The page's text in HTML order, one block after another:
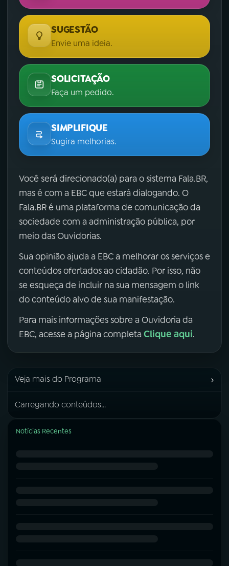
SUGESTÃO
Envie uma ideia.
SOLICITAÇÃO
Faça um pedido.
SIMPLIFIQUE
Sugira melhorias.
Você será direcionado(a) para o sistema Fala.BR,
mas é com a EBC que estará dialogando. O
Fala.BR é uma plataforma de comunicação da
sociedade com a administração pública, por
meio das Ouvidorias.
Sua opinião ajuda a EBC a melhorar os serviços e
conteúdos ofertados ao cidadão. Por isso, não
se esqueça de incluir na sua mensagem o link
do conteúdo alvo de sua manifestação.
Para mais informações sobre a Ouvidoria da
EBC, acesse a página completa Clique aqui.
Veja mais do Programa ›
Carregando conteúdos...
Notícias Recentes